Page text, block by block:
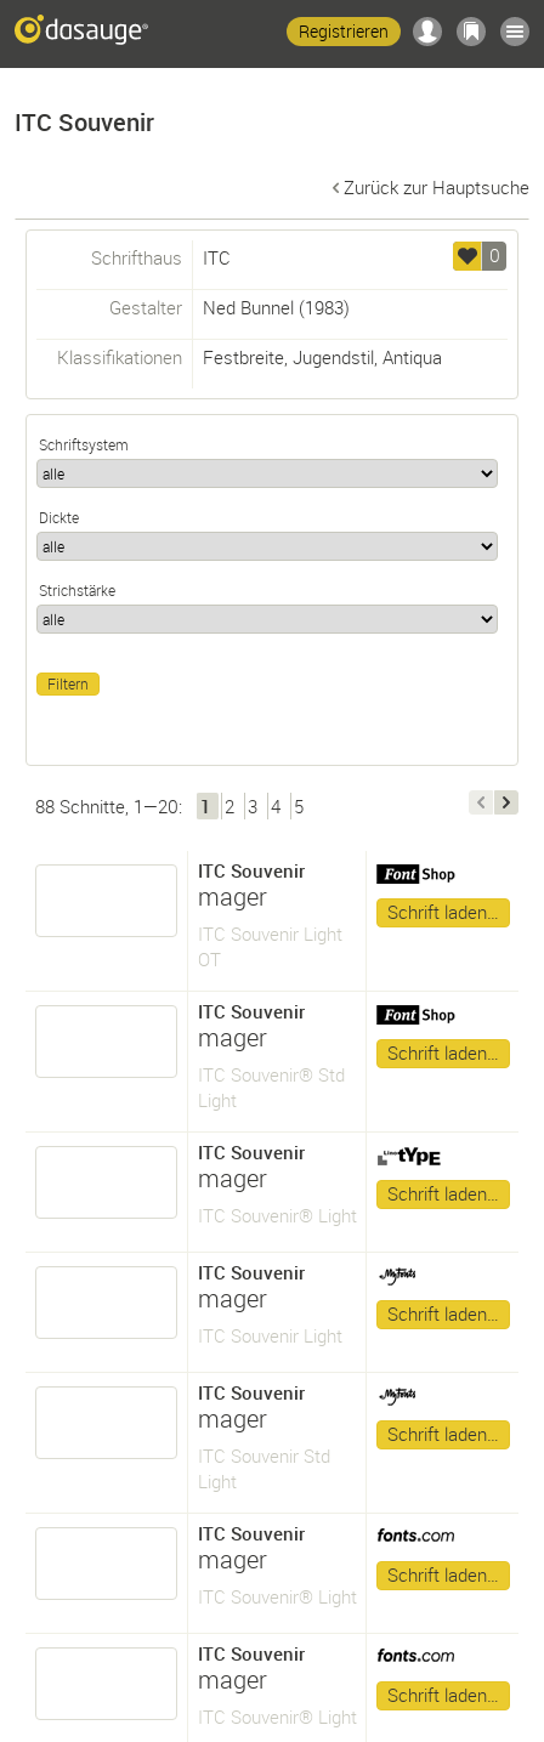
Registrieren
ITC Souvenir
Zurück zur Hauptsuche
0
Schrifthaus ITC
Gestalter Ned Bunnel(1983)
Klassifikationen Festbreite, Jugendstil, Antiqua
Schriftsystem
Dickte
Strichstärke
88 Schnitte, 1—20: 1 2 3 4 5
ITC Souvenir
mager
ITC Souvenir Light
OT
Schrift laden…
ITC Souvenir
mager
ITC Souvenir® Std
Light
Schrift laden…
ITC Souvenir
mager
ITC Souvenir® Light
Schrift laden…
ITC Souvenir
mager
ITC Souvenir Light
Schrift laden…
ITC Souvenir
mager
ITC Souvenir Std
Light
Schrift laden…
ITC Souvenir
mager
ITC Souvenir® Light
Schrift laden…
ITC Souvenir
mager
ITC Souvenir® Light
Schrift laden…